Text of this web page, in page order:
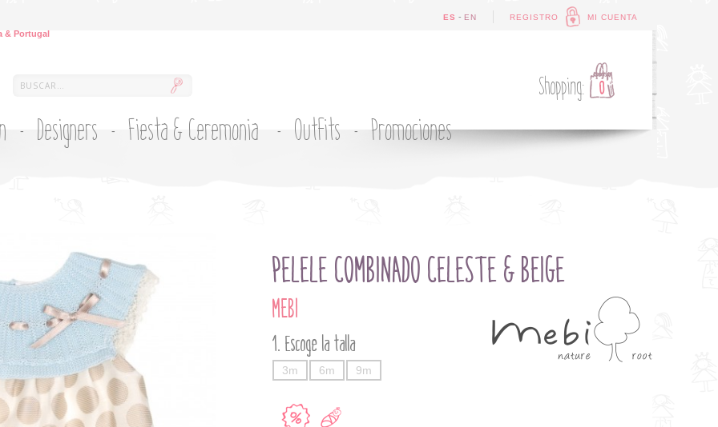
& Portugal
REGISTRO MI CUENTA
ES - EN
Shopping: 0
Designers Fiesta & Ceremonia Outfits Promociones
PELELE COMBINADO CELESTE & BEIGE
MEBI
Escoge la talla
3m 6m 9m